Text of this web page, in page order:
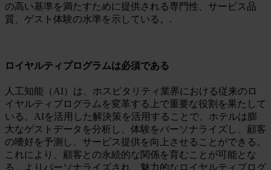
の高い基準を満たすために提供される専門性、サービス品
質、ゲスト体験の水準を示している。.
ロイヤルティプログラムは必須である
人工知能（AI）は、ホスピタリティ業界における従来のロ
イヤルティプログラムを変革する上で重要な役割を果たして
いる。AIを活用した解決策を活用することで、ホテルは膨
大なゲストデータを分析し、体験をパーソナライズし、顧客
の嗜好を予測し、サービス提供を向上させることができる。
これにより、顧客との永続的な関係を育むことが可能とな
る。よりパーソナライズされ、魅力的なロイヤルティプログ